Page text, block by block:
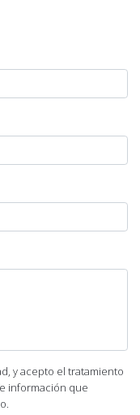
y acepto el tratamiento
información que